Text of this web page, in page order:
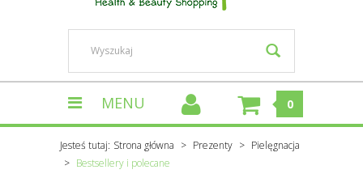
MENU 0
Jesteś tutaj: Strona główna Prezenty
Pielęgnacja
Bestsellery i polecane